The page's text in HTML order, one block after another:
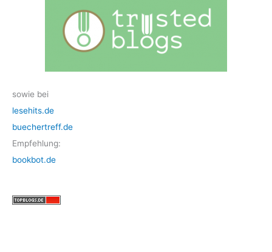
sowie bei
lesehits.de
buechertreff.de
Empfehlung:
bookbot.de